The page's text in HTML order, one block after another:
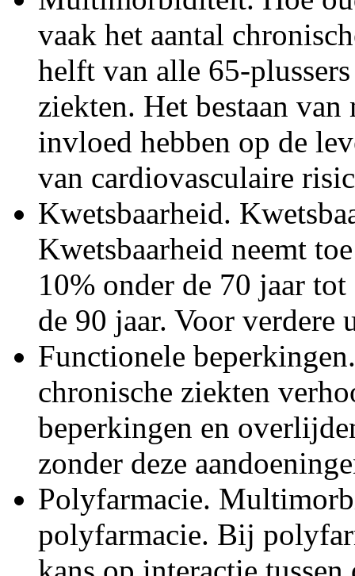
vaak het aantal
helft van alle 65-
ziekten. Het bestaan
invloed hebben op de
van cardiovasculaire
Kwetsbaarheid.
Kwetsbaarheid neemt
10% onder de 70 jaar
de 90 jaar. Voor verdere
Functionele
chronische ziekten
beperkingen en
zonder deze
Polyfarmacie.
polyfarmacie. Bij